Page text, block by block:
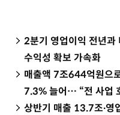
2분기 영업이익 전년
수익성 확보 가속화
매출액 7조644억원으
7.3% 늘어… “전 사업
상반기 매출 13.7조∙